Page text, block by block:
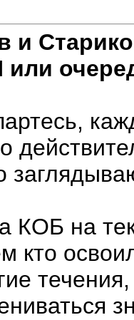
и
КОБ на
кто